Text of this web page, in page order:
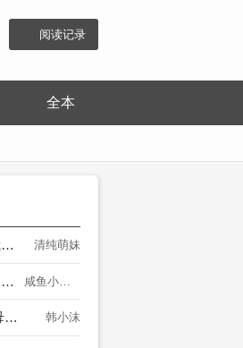
阅读记录
全本
我黑无常，你让我直播科普鬼怪？ 清纯萌妹
穿越之后想苟命，就给男主当新妈
休夫灭妾,重生主母杀疯了！ 韩小沫